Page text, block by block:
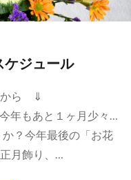
ケジュール
から ⇓
年もあと１ヶ月少々…
？今年最後の「お花
月飾り、…